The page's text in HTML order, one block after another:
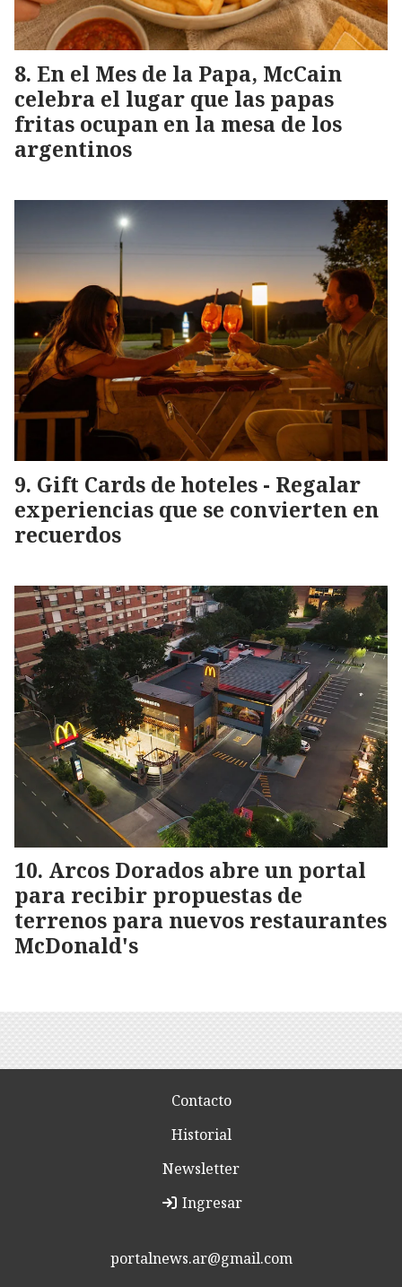
En el Mes de la Papa, McCain
celebra el lugar que las papas
fritas ocupan en la mesa de los
argentinos
Gift Cards de hoteles - Regalar
experiencias que se convierten en
recuerdos
Arcos Dorados abre un portal
para recibir propuestas de
terrenos para nuevos restaurantes
McDonald's
Contacto
Historial
Newsletter
Ingresar
portalnews.ar@gmail.com